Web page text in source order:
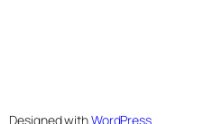
Designed withWordPress